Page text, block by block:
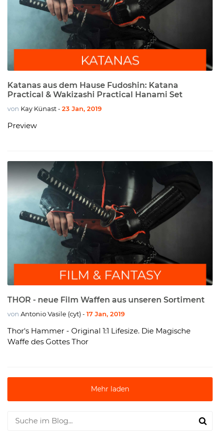
Katanas aus dem Hause Fudoshin: Katana
Practical & Wakizashi Practical Hanami Set
von Kay Künast - 23 Jan, 2019
Preview
THOR - neue Film Waffen aus unseren Sortiment
von Antonio Vasile (cyt) - 17 Jan, 2019
Thor's Hammer - Original 1:1 Lifesize. Die Magische
Waffe des Gottes Thor
Mehr laden